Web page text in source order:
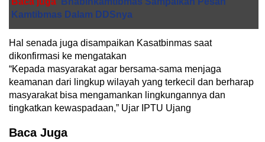
Kamtibmas Dalam DDSnya
Hal senada juga disampaikan Kasatbinmas saat
dikonfirmasi ke mengatakan
“Kepada masyarakat agar bersama-sama menjaga
keamanan dari lingkup wilayah yang terkecil dan berharap
masyarakat bisa mengamankan lingkungannya dan
tingkatkan kewaspadaan,” Ujar IPTU Ujang
Baca Juga